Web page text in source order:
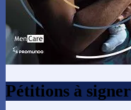
Pétitions à signer